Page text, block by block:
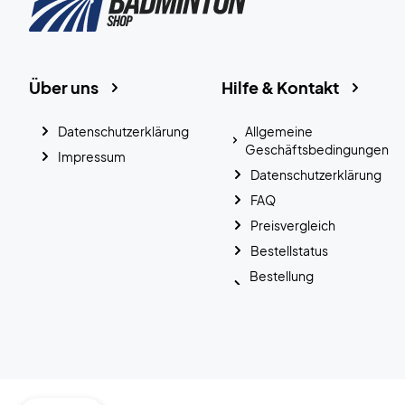
Hilfe & Kontakt
Allgemeine
Geschäftsbedingungen
Datenschutzerklärung
FAQ
Preisvergleich
Bestellstatus
Bestellung
Über uns
Datenschutzerklärung
Impressum